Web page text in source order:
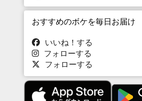
おすすめのボケを毎日お届け
いいね！する
フォローする
フォローする